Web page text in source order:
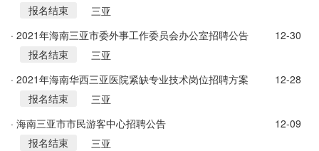
报名结束
三亚
· 2021年海南三亚市委外事工作委员会办公室招聘公告
12-30
报名结束
三亚
· 2021年海南华西三亚医院紧缺专业技术岗位招聘方案
12-28
报名结束
三亚
· 海南三亚市市民游客中心招聘公告
12-09
报名结束
三亚